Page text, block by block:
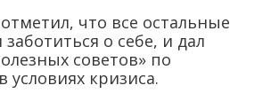
что все остальные
о себе, и дал
советов» по
кризиса.